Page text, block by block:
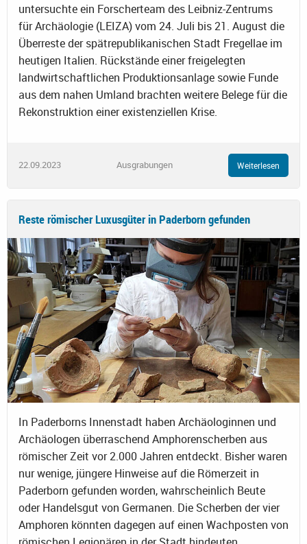
untersuchte ein Forscherteam des Leibniz-Zentrums
für Archäologie (LEIZA) vom 24. Juli bis 21. August die
Überreste der spätrepublikanischen Stadt Fregellae im
heutigen Italien. Rückstände einer freigelegten
landwirtschaftlichen Produktionsanlage sowie Funde
aus dem nahen Umland brachten weitere Belege für die
Rekonstruktion einer existenziellen Krise.
22.09.2023 Ausgrabungen Weiterlesen
Reste römischer Luxusgüter in Paderborn gefunden
In Paderborns Innenstadt haben Archäologinnen und
Archäologen überraschend Amphorenscherben aus
römischer Zeit vor 2.000 Jahren entdeckt. Bisher waren
nur wenige, jüngere Hinweise auf die Römerzeit in
Paderborn gefunden worden, wahrscheinlich Beute
oder Handelsgut von Germanen. Die Scherben der vier
Amphoren könnten dagegen auf einen Wachposten von